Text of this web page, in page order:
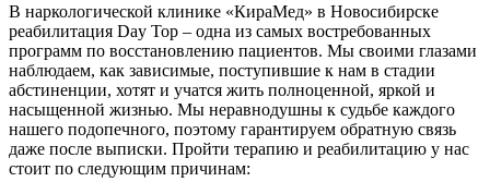
В наркологической клинике «КираМед» в Новосибирске
реабилитация Day Top – одна из самых востребованных
программ по восстановлению пациентов. Мы своими глазами
наблюдаем, как зависимые, поступившие к нам в стадии
абстиненции, хотят и учатся жить полноценной, яркой и
насыщенной жизнью. Мы неравнодушны к судьбе каждого
нашего подопечного, поэтому гарантируем обратную связь
даже после выписки. Пройти терапию и реабилитацию у нас
стоит по следующим причинам: